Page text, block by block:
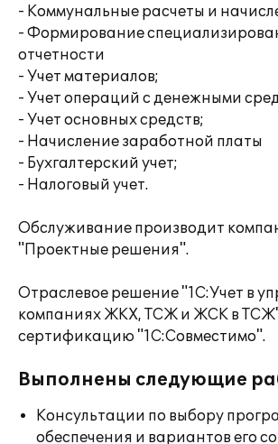
- Коммунальные расчеты и
- Формирование
отчетности
- Учет материалов;
- Учет операций с денежными
- Учет основных средств;
- Начисление заработной платы
- Бухгалтерский учет;
- Налоговый учет.
Обслуживание производит
"Проектные решения".
Отраслевое решение "1С:Учет в
компаниях ЖКХ, ТСЖ и ЖСК в
сертификацию "1С:Совместимо".
Выполнены следующие
Консультации по выбору
обеспечения и вариантов его